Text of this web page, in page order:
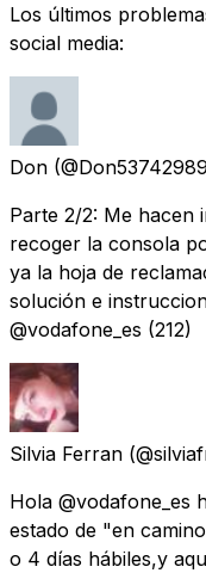
Los últimos
social media:
Don
Parte 2/2: Me hacen
recoger la consola
ya la hoja de
solución e
@vodafone_es (212)
Silvia Ferran
Hola @vodafone_es
estado de "en
o 4 días hábiles,y